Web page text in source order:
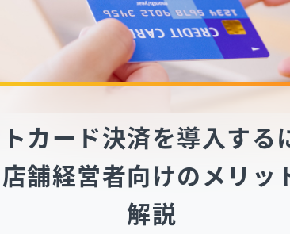
カード決済を導入する
舗経営者向けのメリッ
解説